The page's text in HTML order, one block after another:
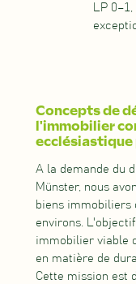
LP
Concepts de
l'immobilier
A la demande du
Münster, nous
biens immobiliers
environs.
immobilier viable
en matière de
Cette mission est